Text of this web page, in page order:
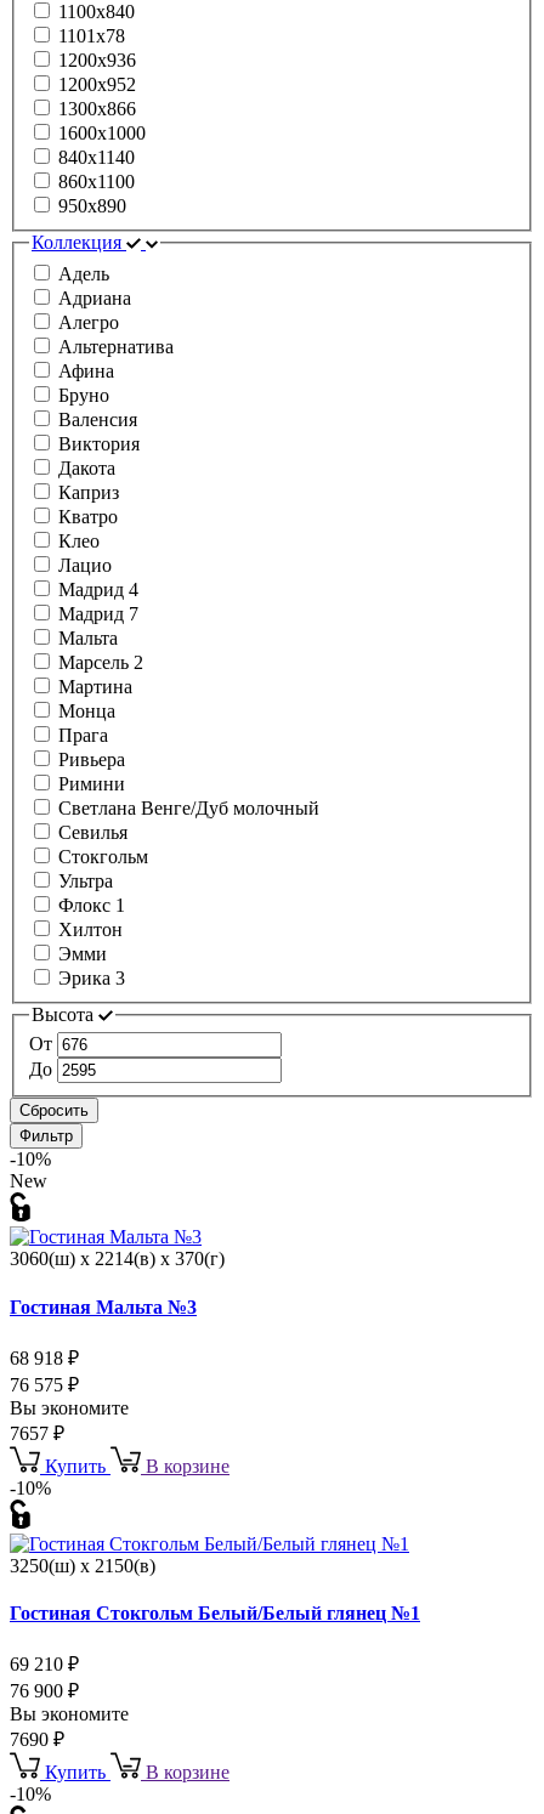
1100х840
1101x78
1200x936
1200х952
1300х866
1600х1000
840x1140
860x1100
950x890
Коллекция
Адель
Адриана
Алегро
Альтернатива
Афина
Бруно
Валенсия
Виктория
Дакота
Каприз
Кватро
Клео
Лацио
Мадрид 4
Мадрид 7
Мальта
Марсель 2
Мартина
Монца
Прага
Ривьера
Римини
Светлана Венге/Дуб молочный
Севилья
Стокгольм
Ультра
Флокс 1
Хилтон
Эмми
Эрика 3
Высота
От
До
Сбросить
Фильтр
-10%
New
3060(ш) x 2214(в) x 370(г)
Гостиная Мальта №3
68 918 ₽
76 575 ₽
Вы экономите
7657 ₽
Купить
В корзине
-10%
3250(ш) x 2150(в)
Гостиная Стокгольм Белый/Белый глянец №1
69 210 ₽
76 900 ₽
Вы экономите
7690 ₽
Купить
В корзине
-10%